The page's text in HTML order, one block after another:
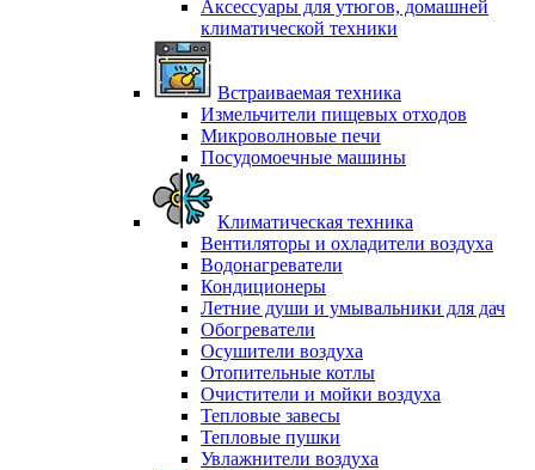
Аксессуары для утюгов, домашней
климатической техники
Встраиваемая техника
Измельчители пищевых отходов
Микроволновые печи
Посудомоечные машины
Климатическая техника
Вентиляторы и охладители воздуха
Водонагреватели
Кондиционеры
Летние души и умывальники для дач
Обогреватели
Осушители воздуха
Отопительные котлы
Очистители и мойки воздуха
Тепловые завесы
Тепловые пушки
Увлажнители воздуха